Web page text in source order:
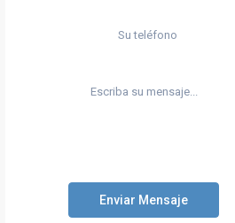
Enviar Mensaje